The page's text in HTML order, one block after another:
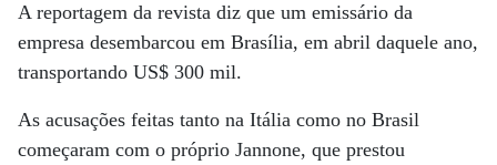
A reportagem da revista diz que um emissário da
empresa desembarcou em Brasília, em abril daquele ano,
transportando US$ 300 mil.
As acusações feitas tanto na Itália como no Brasil
começaram com o próprio Jannone, que prestou